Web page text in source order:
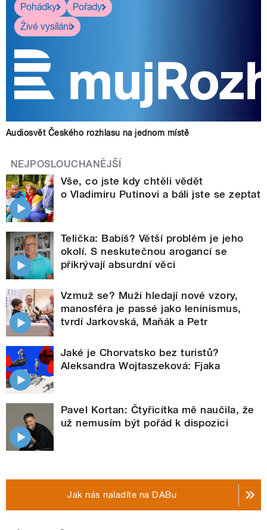
Pohádky
Pořady
Živé vysílání
Audiosvět Českého rozhlasu na jednom místě
NEJPOSLOUCHANĚJŠÍ
Vše, co jste kdy chtěli vědět
o Vladimiru Putinovi a báli jste se zeptat
Telička: Babiš? Větší problém je jeho
okolí. S neskutečnou arogancí se
přikrývají absurdní věci
Vzmuž se? Muži hledají nové vzory,
manosféra je passé jako leninismus,
tvrdí Jarkovská, Maňák a Petr
Jaké je Chorvatsko bez turistů?
Aleksandra Wojtaszeková: Fjaka
Pavel Kortan: Čtyřicítka mě naučila, že
už nemusím být pořád k dispozici
Jak nás naladíte na DABu